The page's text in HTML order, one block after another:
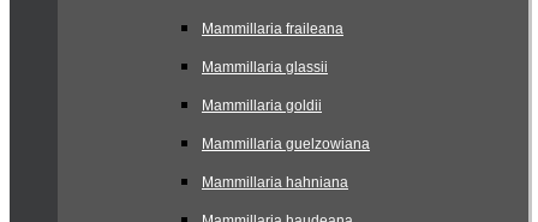
Mammillaria fraileana
Mammillaria glassii
Mammillaria goldii
Mammillaria guelzowiana
Mammillaria hahniana